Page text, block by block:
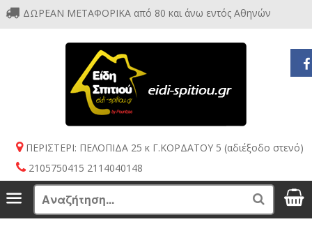
ΔΩΡΕΑΝ ΜΕΤΑΦΟΡΙΚΑ από 80 και άνω εντός Αθηνών
ΠΕΡΙΣΤΕΡΙ: ΠΕΛΟΠΙΔΑ 25 κ Γ.ΚΟΡΔΑΤΟΥ 5 (αδιέξοδο στενό)
2105750415 2114040148
Menu Search